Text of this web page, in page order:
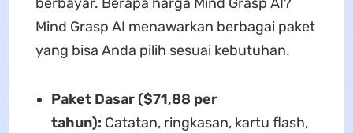
berbayar. Berapa harga Mind Grasp AI?
Mind Grasp AI menawarkan berbagai paket
yang bisa Anda pilih sesuai kebutuhan.
Paket Dasar ($71,88 per
tahun): Catatan, ringkasan, kartu flash,